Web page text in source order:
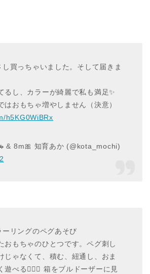
買っちゃいました。そして届きま
るし、カラーが綺麗で私も満足✨
はおもちゃ増やしません（決意）
h5KG0WiBRx
& 8m🎀 知育あか (@kota_mochi)
ーリングのペグあそび
おもちゃのひとつです。ペグ刺し
じゃなくて、積む、紐通し、おま
遊べる🙆🏻‍♀️ 箱をブルドーザーに見